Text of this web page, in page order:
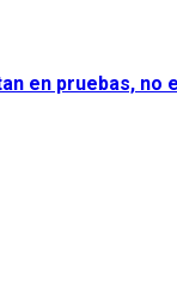
en pruebas, no